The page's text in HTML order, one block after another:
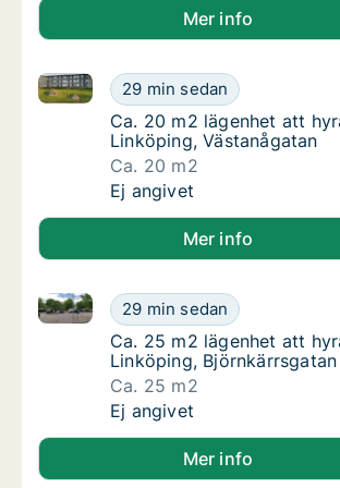
Mer info
Ca. 20 m2 lägenhet att
29 min sedan
Ca. 20 m2 lägenhet att hyra i
Ca. 20 m2 lägenhet att
Ca. 20 m2 lägenhet att
Linköping, Västanågatan
Ca. 20 m2
Ca. 20 m2 lägenhet att
Ej angivet
Mer info
Ca. 25 m2 lägenhet att
29 min sedan
Ca. 25 m2 lägenhet att hyra i
Ca. 25 m2 lägenhet att
Ca. 25 m2 lägenhet att
Linköping, Björnkärrsgatan
Ca. 25 m2
Ca. 25 m2 lägenhet att
Ej angivet
Mer info